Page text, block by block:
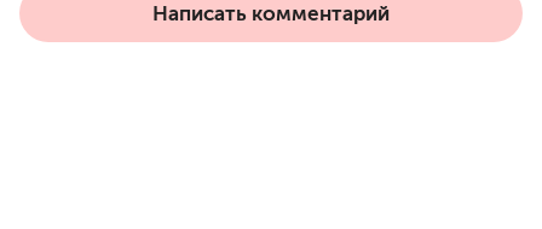
Написать комментарий